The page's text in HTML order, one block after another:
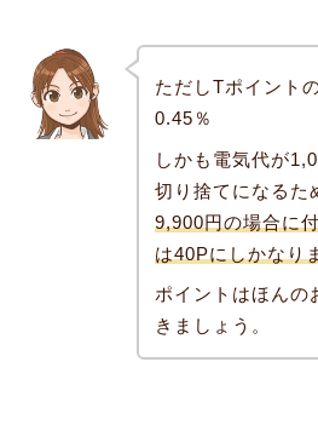
ただしTポイント
0.45％
しかも電気代が
切り捨てになるた
9,900円の場合に
は40Pにしかなり
ポイントはほんの
きましょう。